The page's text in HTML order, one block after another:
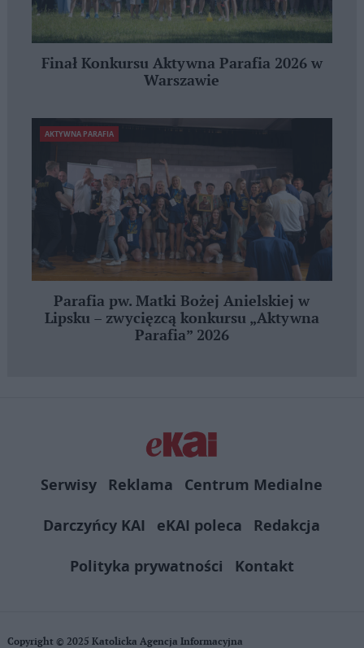
Finał Konkursu Aktywna Parafia 2026 w
Warszawie
AKTYWNA PARAFIA
Parafia pw. Matki Bożej Anielskiej w
Lipsku – zwycięzcą konkursu „Aktywna
Parafia” 2026
Serwisy Reklama
Centrum Medialne
Darczyńcy KAI
eKAI poleca
Redakcja
Polityka prywatności
Kontakt
Copyright © 2025 Katolicka Agencja Informacyjna